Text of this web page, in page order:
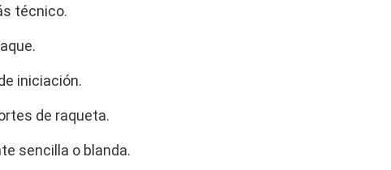
técnico.
iniciación.
de raqueta.
sencilla o blanda.